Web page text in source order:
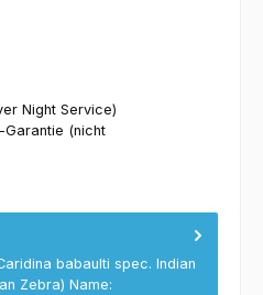
Night Service)
(nicht
babaulti spec. Indian
Zebra) Name: